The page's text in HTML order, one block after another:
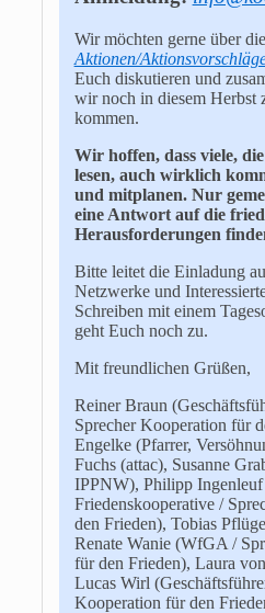
Wir möchten gerne über die
Aktionen/
Euch diskutieren und
wir noch in diesem Herbst
kommen.
Wir hoffen, dass viele,
lesen, auch wirklich
und mitplanen. Nur
eine Antwort auf die
Herausforderungen
Bitte leitet die Einladung
Netzwerke und
Schreiben mit einem
geht Euch noch zu.
Mit freundlichen Grüßen,
Reiner Braun
Sprecher Kooperation für
Engelke (Pfarrer,
Fuchs (attac), Susanne
IPPNW), Philipp
Friedenskooperative /
den Frieden), Tobias
Renate Wanie (WfGA /
für den Frieden), Laura
Lucas Wirl
Kooperation für den